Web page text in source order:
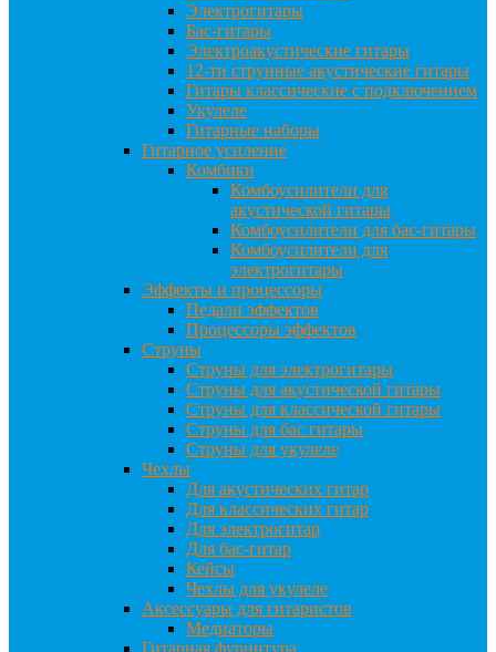
Электрогитары
Бас-гитары
Электроакустические гитары
12-ти струнные акустические гитары
Гитары классические с подключением
Укулеле
Гитарные наборы
Гитарное усиление
Комбики
Комбоусилители для
акустической гитары
Комбоусилители для бас-гитары
Комбоусилители для
электрогитары
Эффекты и процессоры
Педали эффектов
Процессоры эффектов
Струны
Струны для электрогитары
Струны для акустической гитары
Струны для классической гитары
Струны для бас гитары
Струны для укулеле
Чехлы
Для акустических гитар
Для классических гитар
Для электрогитар
Для бас-гитар
Кейсы
Чехлы для укулеле
Аксессуары для гитаристов
Медиаторы
Гитарная фурнитура